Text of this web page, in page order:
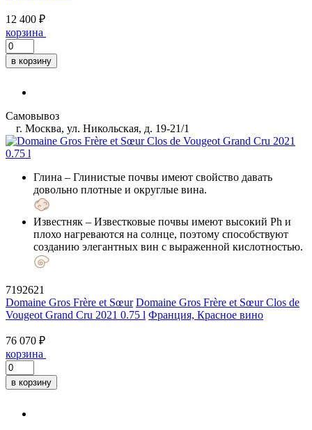
12 400 ₽
корзина
в корзину
Самовывоз
г. Москва, ул. Никольская, д. 19-21/1
Глина – Глинистые почвы имеют свойство давать
довольно плотные и округлые вина.
Известняк – Известковые почвы имеют высокий Ph и
плохо нагреваются на солнце, поэтому способствуют
созданию элегантных вин с выраженной кислотностью.
7192621
Domaine Gros Frère et Sœur Domaine Gros Frère et Sœur Clos de
Vougeot Grand Cru 2021 0.75 l Франция, Красное вино
76 070 ₽
корзина
в корзину